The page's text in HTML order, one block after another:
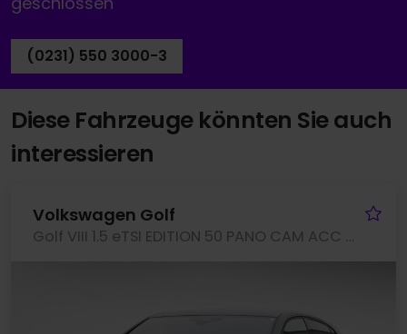
(0231) 550 3000-3
Diese Fahrzeuge könnten Sie auch
interessieren
Volkswagen Golf
Golf VIII 1.5 eTSI EDITION 50 PANO CAM ACC LM18